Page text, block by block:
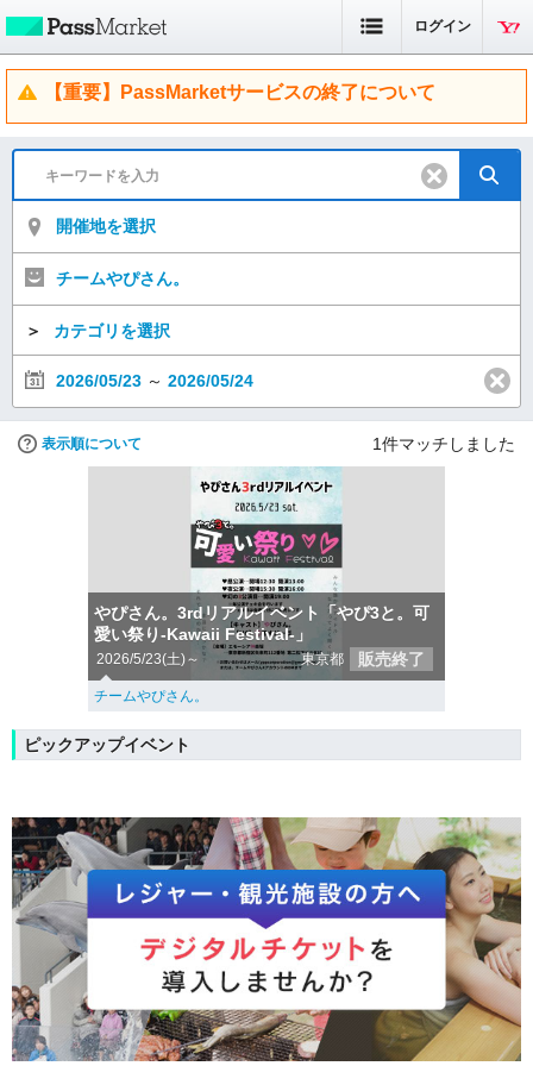
ログイン
【重要】PassMarketサービスの終了について
開催地を選択
チームやぴさん。
＞ カテゴリを選択
2026/05/23 ～ 2026/05/24
表示順について 1件マッチしました
やぴさん。3rdリアルイベント「やぴ3と。可
愛い祭り-Kawaii Festival-」
2026/5/23(土)～ 東京都 販売終了
チームやぴさん。
ピックアップイベント